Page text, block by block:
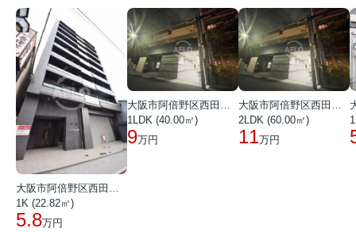
大阪市阿倍野区西田辺町１丁目
1K (22.82㎡)
5.8万円
大阪市阿倍野区西田辺町１丁目
1LDK (40.00㎡)
9万円
大阪市阿倍野区西田辺町１丁目
2LDK (60.00㎡)
11万円